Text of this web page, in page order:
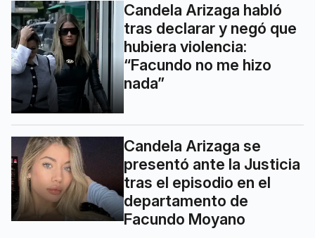
Candela Arizaga habló
tras declarar y negó que
hubiera violencia:
“Facundo no me hizo
nada”
Candela Arizaga se
presentó ante la Justicia
tras el episodio en el
departamento de
Facundo Moyano